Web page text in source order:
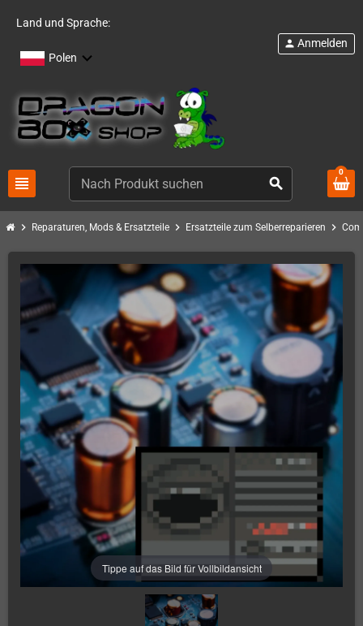
Land und Sprache:
Polen
view_headline search
person Anmelden
0
chevron_right Reparaturen, Mods & Ersatzteile chevron_right Ersatzteile zum Selberreparieren chevron_right
Tippe auf das Bild für Vollbildansicht